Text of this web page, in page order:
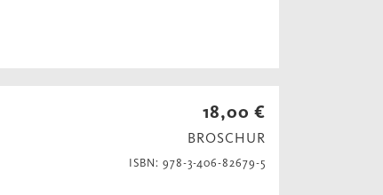
18,00 €
BROSCHUR
ISBN: 978-3-406-82679-5